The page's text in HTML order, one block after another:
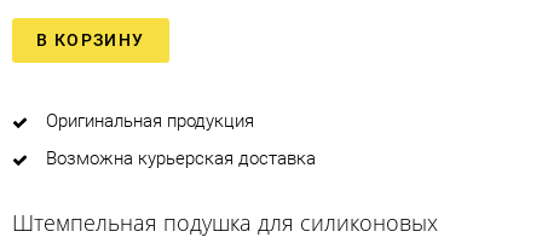
В КОРЗИНУ
Оригинальная продукция
Возможна курьерская доставка
Штемпельная подушка для силиконовых